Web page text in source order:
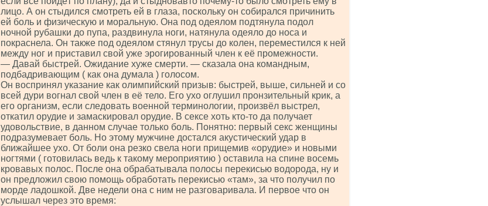
лицо. А он стыдился смотреть ей в глаза, поскольку он собирался причинить
ей боль и физическую и моральную. Она под одеялом подтянула подол
ночной рубашки до пупа, раздвинула ноги, натянула одеяло до носа и
покраснела. Он также под одеялом стянул трусы до колен, переместился к ней
между ног и приставил свой уже эрогированный член к её промежности.
— Давай быстрей. Ожидание хуже смерти. — сказала она командным,
подбадривающим ( как она думала ) голосом.
Он воспринял указание как олимпийский призыв: быстрей, выше, сильней и со
всей дури вогнал свой член в её тело. Его ухо оглушил пронзительный крик, а
его организм, если следовать военной терминологии, произвёл выстрел,
откатил орудие и замаскировал орудие. В сексе хоть кто-то да получает
удовольствие, в данном случае только боль. Понятно: первый секс женщины
подразумевает боль. Но этому мужчине достался акустический удар в
ближайшее ухо. От боли она резко свела ноги прищемив «орудие» и новыми
ногтями ( готовилась ведь к такому мероприятию ) оставила на спине восемь
кровавых полос. После она обрабатывала полосы перекисью водорода, ну и
он предложил свою помощь обработать перекисью «там», за что получил по
морде ладошкой. Две недели она с ним не разговаривала. И первое что он
услышал через это время: